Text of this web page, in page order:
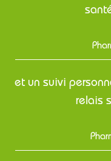
et un suivi
relais